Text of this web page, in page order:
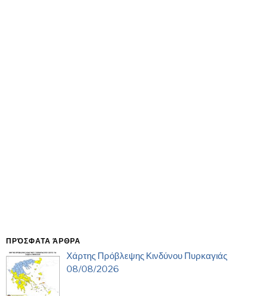
ΠΡΌΣΦΑΤΑ ΆΡΘΡΑ
Χάρτης Πρόβλεψης Κινδύνου Πυρκαγιάς
08/08/2026